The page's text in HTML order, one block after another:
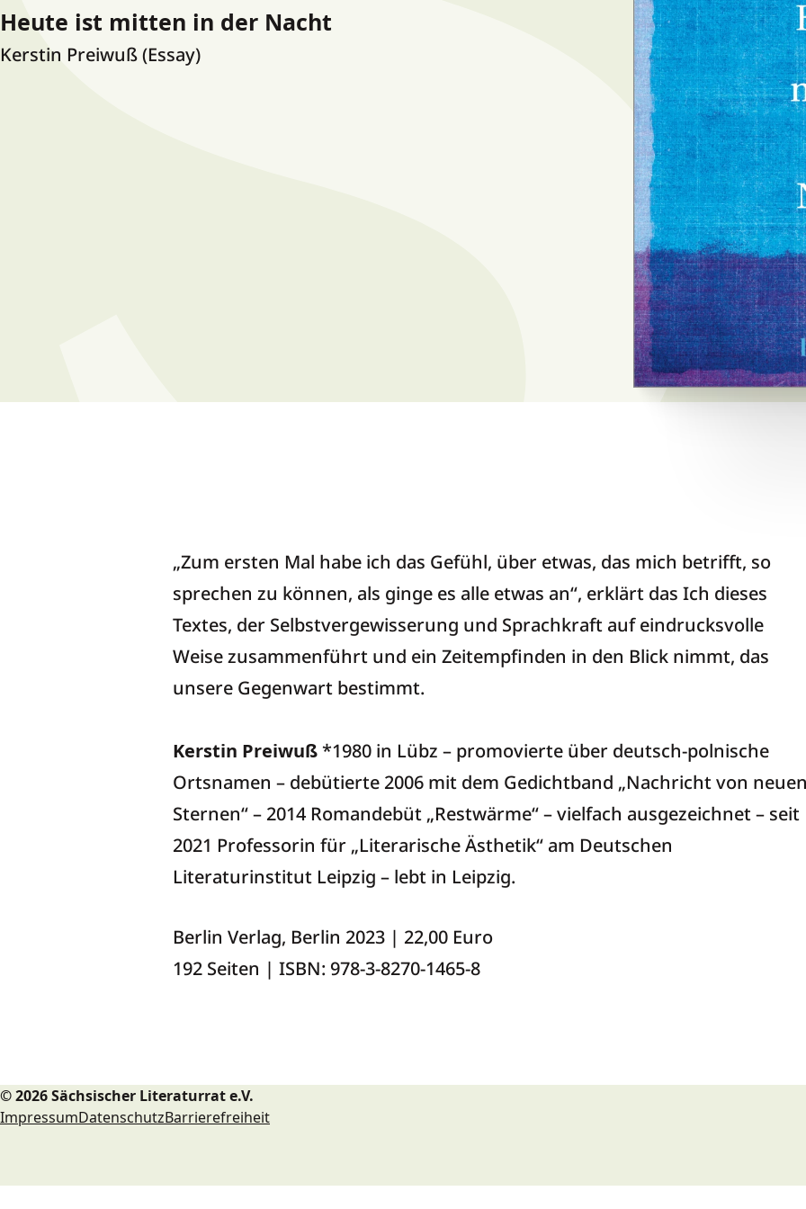
Heute ist mitten in der Nacht
Kerstin Preiwuß(Essay)
Heute ist mitten in der Nacht
„Zum ersten Mal habe ich das Gefühl, über etwas, das mich betrifft, so
sprechen zu können, als ginge es alle etwas an“, erklärt das Ich dieses
Textes, der Selbstvergewisserung und Sprachkraft auf eindrucksvolle
Weise zusammenführt und ein Zeitempfinden in den Blick nimmt, das
unsere Gegenwart bestimmt.
Kerstin Preiwuß*1980 in Lübz – promovierte über deutsch-polnische
Ortsnamen – debütierte 2006 mit dem Gedichtband „Nachricht von
Sternen“ – 2014 Romandebüt „Restwärme“ – vielfach ausgezeichnet – seit
2021 Professorin für „Literarische Ästhetik“ am Deutschen
Literaturinstitut Leipzig – lebt in Leipzig.
Berlin Verlag, Berlin 2023 | 22,00 Euro
192 Seiten | ISBN: 978-3-8270-1465-8
© 2026 Sächsischer Literaturrat e.V.
ImpressumDatenschutzBarrierefreiheit